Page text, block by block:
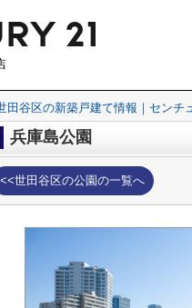
田谷区の新築戸建て情報｜センチ
兵庫島公園
<<世田谷区の公園の一覧へ